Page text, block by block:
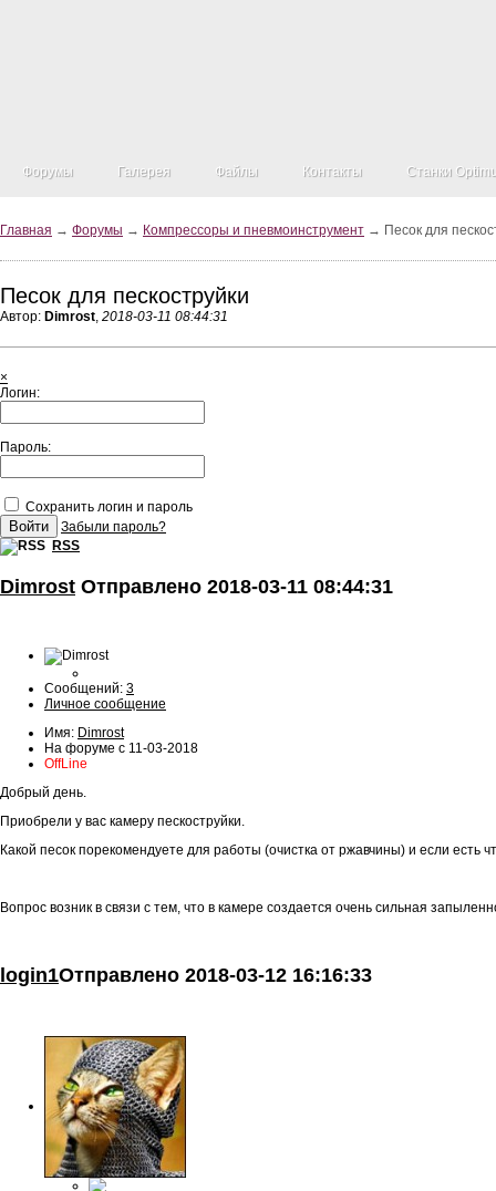
Форумы Галерея Файлы Контакты Станки
Главная → Форумы → Компрессоры и пневмоинструмент → Песок для
Песок для пескоструйки
Автор: Dimrost, 2018-03-11 08:44:31
×
Логин:
Пароль:
Сохранить логин и пароль
Забыли пароль?
RSS
Dimrost Отправлено 2018-03-11 08:44:31
Сообщений: 3
Личное сообщение
Имя: Dimrost
На форуме с 11-03-2018
OffLine
Добрый день.
Приобрели у вас камеру пескоструйки.
Какой песок порекомендуете для работы (очистка от ржавчины) и если есть
Вопрос возник в связи с тем, что в камере создается очень сильная
login1Отправлено 2018-03-12 16:16:33